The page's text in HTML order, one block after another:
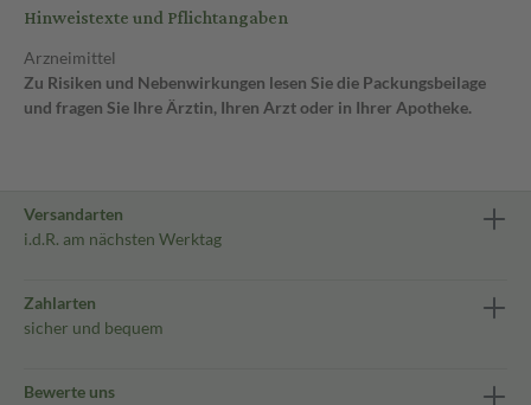
Hinweistexte und Pflichtangaben
Arzneimittel
Zu Risiken und Nebenwirkungen lesen Sie die Packungsbeilage
und fragen Sie Ihre Ärztin, Ihren Arzt oder in Ihrer Apotheke.
Versandarten
i.d.R. am nächsten Werktag
Zahlarten
sicher und bequem
Bewerte uns